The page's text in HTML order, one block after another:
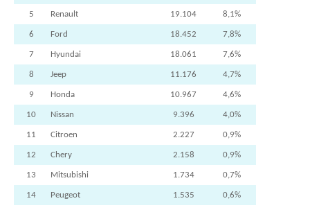
5 Renault 19.104 8,1%
6 Ford 18.452 7,8%
7 Hyundai 18.061 7,6%
8 Jeep 11.176 4,7%
9 Honda 10.967 4,6%
10 Nissan 9.396 4,0%
11 Citroen 2.227 0,9%
12 Chery 2.158 0,9%
13 Mitsubishi 1.734 0,7%
14 Peugeot 1.535 0,6%